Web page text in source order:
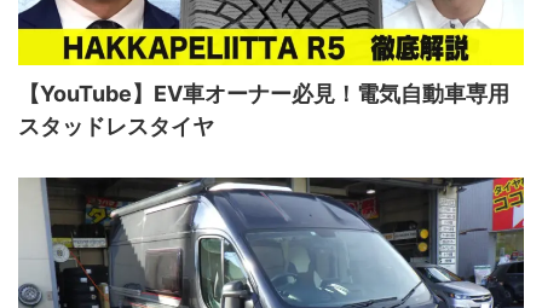
【YouTube】EV車オーナー必見！電気自動車専用
スタッドレスタイヤ